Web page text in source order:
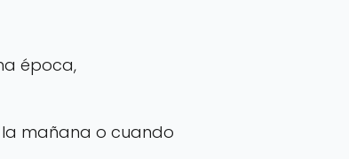
época,
la mañana o cuando